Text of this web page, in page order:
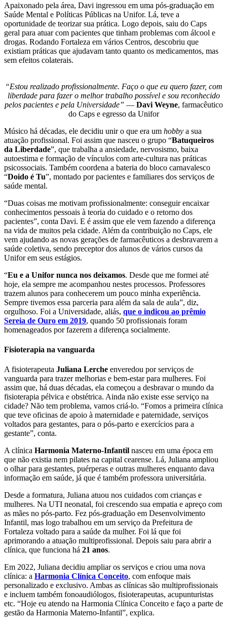
Apaixonado pela área, Davi ingressou em uma pós-graduação em
Saúde Mental e Políticas Públicas na Unifor. Lá, teve a
oportunidade de teorizar sua prática. Logo depois, saiu do Caps
geral para atuar com pacientes que tinham problemas com álcool e
drogas. Rodando Fortaleza em vários Centros, descobriu que
existiam práticas que ajudavam tanto quanto os medicamentos, mas
sem efeitos colaterais.
“Estou realizado profissionalmente. Faço o que eu quero fazer, com
liberdade para fazer o melhor trabalho possível e sou reconhecido
pelos pacientes e pela Universidade” — Davi Weyne, farmacêutico
do Caps e egresso da Unifor
Músico há décadas, ele decidiu unir o que era um hobby a sua
atuação profissional. Foi assim que nasceu o grupo “Batuqueiros
da Liberdade”, que trabalha a ansiedade, nervosismo, baixa
autoestima e formação de vínculos com arte-cultura nas práticas
psicossociais. Também coordena a bateria do bloco carnavalesco
“Doido é Tu”, montado por pacientes e familiares dos serviços de
saúde mental.
“Duas coisas me motivam profissionalmente: conseguir encaixar
conhecimentos pessoais à teoria do cuidado e o retorno dos
pacientes”, conta Davi. E é assim que ele vem fazendo a diferença
na vida de muitos pela cidade. Além da contribuição no Caps, ele
vem ajudando as novas gerações de farmacêuticos a desbravarem a
saúde coletiva, sendo preceptor dos alunos de vários cursos da
Unifor em seus estágios.
“Eu e a Unifor nunca nos deixamos. Desde que me formei até
hoje, ela sempre me acompanhou nestes processos. Professores
trazem alunos para conhecerem um pouco minha experiência.
Sempre tivemos essa parceria para além da sala de aula”, diz,
orgulhoso. Foi a Universidade, aliás, que o indicou ao prêmio
Sereia de Ouro em 2019, quando 50 profissionais foram
homenageados por fazerem a diferença socialmente.
Fisioterapia na vanguarda
A fisioterapeuta Juliana Lerche enveredou por serviços de
vanguarda para trazer melhorias e bem-estar para mulheres. Foi
assim que, há duas décadas, ela começou a desbravar o mundo da
fisioterapia pélvica e obstétrica. Ainda não existe esse serviço na
cidade? Não tem problema, vamos criá-lo. “Fomos a primeira clínica
que teve oficinas de apoio à maternidade e paternidade, serviços
voltados para gestantes, para o pós-parto e exercícios para a
gestante”, conta.
A clínica Harmonia Materno-Infantil nasceu em uma época em
que não existia nem pilates na capital cearense. Lá, Juliana ampliou
o olhar para gestantes, puérperas e outras mulheres enquanto dava
informação em saúde, já que é também professora universitária.
Desde a formatura, Juliana atuou nos cuidados com crianças e
mulheres. Na UTI neonatal, foi crescendo sua empatia e apreço com
as mães no pós-parto. Fez pós-graduação em Desenvolvimento
Infantil, mas logo trabalhou em um serviço da Prefeitura de
Fortaleza voltado para a saúde da mulher. Foi lá que foi
aprimorando a atuação multiprofissional. Depois saiu para abrir a
clínica, que funciona há 21 anos.
Em 2022, Juliana decidiu ampliar os serviços e criou uma nova
clínica: a Harmonia Clínica Conceito, com enfoque mais
personalizado e exclusivo. Ambas as clínicas são multiprofissionais
e incluem também fonoaudiólogos, fisioterapeutas, acupunturistas
etc. “Hoje eu atendo na Harmonia Clínica Conceito e faço a parte de
gestão da Harmonia Materno-Infantil”, explica.